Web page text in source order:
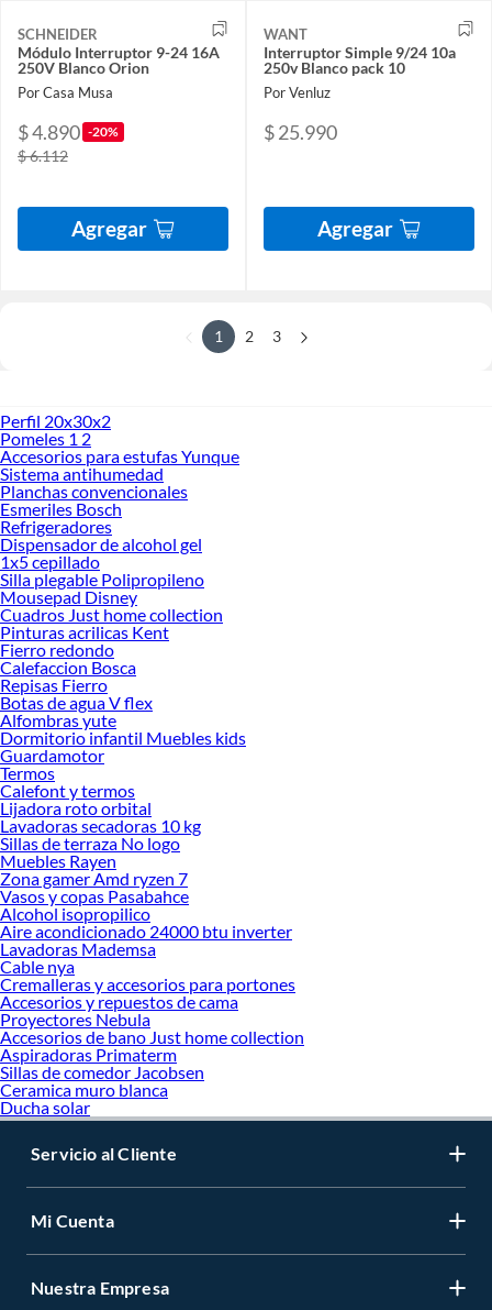
SCHNEIDER
Módulo Interruptor 9-24 16A
250V Blanco Orion
Por Casa Musa
$ 4.890 -20%
$ 6.112
Agregar
WANT
Interruptor Simple 9/24 10a
250v Blanco pack 10
Por Venluz
$ 25.990
Agregar
1 2 3
Perfil 20x30x2
Pomeles 1 2
Accesorios para estufas Yunque
Sistema antihumedad
Planchas convencionales
Esmeriles Bosch
Refrigeradores
Dispensador de alcohol gel
1x5 cepillado
Silla plegable Polipropileno
Mousepad Disney
Cuadros Just home collection
Pinturas acrilicas Kent
Fierro redondo
Calefaccion Bosca
Repisas Fierro
Botas de agua V flex
Alfombras yute
Dormitorio infantil Muebles kids
Guardamotor
Termos
Calefont y termos
Lijadora roto orbital
Lavadoras secadoras 10 kg
Sillas de terraza No logo
Muebles Rayen
Zona gamer Amd ryzen 7
Vasos y copas Pasabahce
Alcohol isopropilico
Aire acondicionado 24000 btu inverter
Lavadoras Mademsa
Cable nya
Cremalleras y accesorios para portones
Accesorios y repuestos de cama
Proyectores Nebula
Accesorios de bano Just home collection
Aspiradoras Primaterm
Sillas de comedor Jacobsen
Ceramica muro blanca
Ducha solar
Servicio al Cliente
Mi Cuenta
Nuestra Empresa